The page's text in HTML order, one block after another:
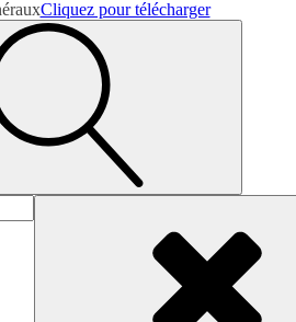
Cliquez pour télécharger